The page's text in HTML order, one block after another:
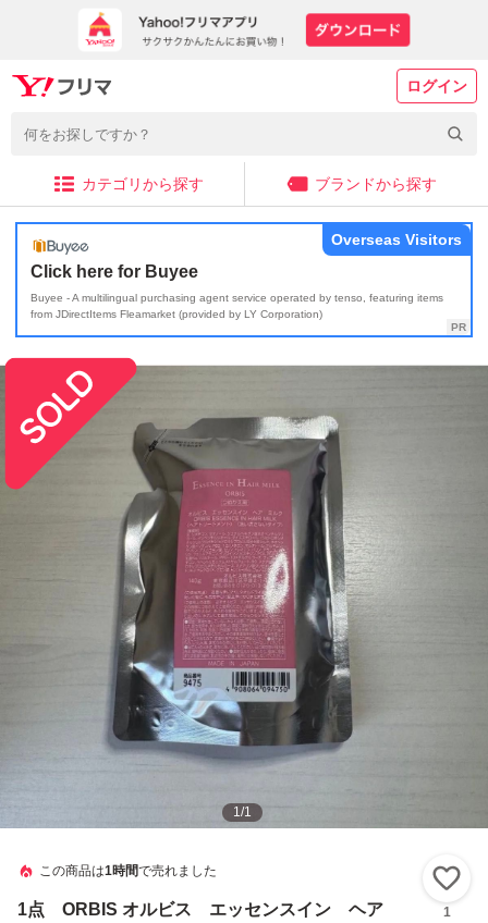
ログイン
カテゴリから探す ブランドから探す
Click here for Buyee
Buyee - A multilingual purchasing agent service operated by tenso, featuring items
from JDirectItems Fleamarket (provided by LY Corporation)
Overseas Visitors
1/1
この商品は1時間で売れました
1点 ORBIS オルビス エッセンスイン ヘア
1